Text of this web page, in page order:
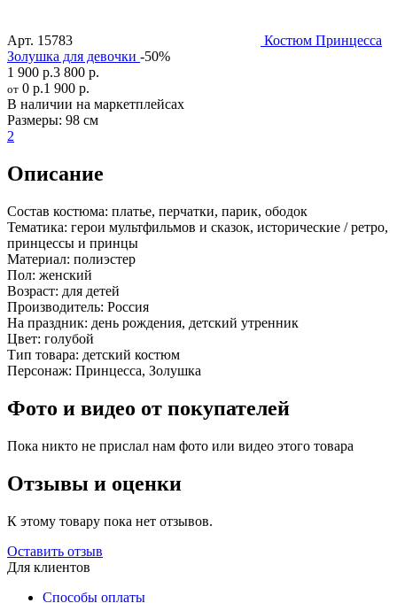
Арт. 15783
Костюм Принцесса
Золушка для девочки -50%
1 900 р.3 800 р.
от 0 р.1 900 р.
В наличии на маркетплейсах
Размеры: 98 см
2
Описание
Состав костюма: платье, перчатки, парик, ободок
Тематика: герои мультфильмов и сказок, исторические / ретро,
принцессы и принцы
Материал: полиэстер
Пол: женский
Возраст: для детей
Производитель: Россия
На праздник: день рождения, детский утренник
Цвет: голубой
Тип товара: детский костюм
Персонаж: Принцесса, Золушка
Фото и видео от покупателей
Пока никто не прислал нам фото или видео этого товара
Отзывы и оценки
К этому товару пока нет отзывов.
Оставить отзыв
Для клиентов
Способы оплаты